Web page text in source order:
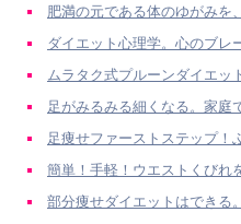
肥満の元である体のゆがみを
ダイエット心理学。心のブレ
ムラタク式プルーンダイエッ
足がみるみる細くなる。家庭
足痩せファーストステップ！
簡単！手軽！ウエストくびれ
部分痩せダイエットはできる